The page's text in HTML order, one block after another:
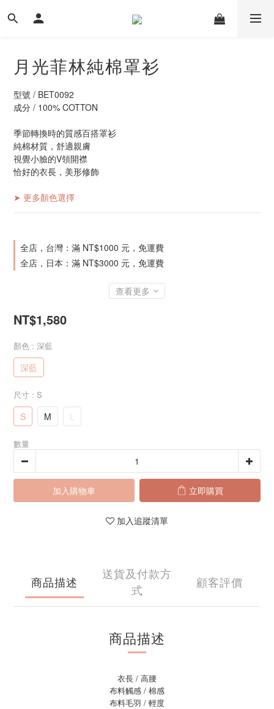
月光菲林純棉罩衫
型號 / BET0092
成分 / 100% COTTON
季節轉換時的質感百搭罩衫
純棉材質，舒適親膚
視覺小臉的V領開襟
恰好的衣長，美形修飾
➤ 更多顏色選擇
全店，台灣：滿 NT$1000 元，免運費
全店，日本：滿 NT$3000 元，免運費
查看更多
NT$1,580
顏色 : 深藍
深藍
尺寸 : S
S M L
數量
加入購物車 立即購買
加入追蹤清單
商品描述
送貨及付款方
式
顧客評價
商品描述
衣長 / 高腰
布料觸感 / 棉感
布料毛羽 / 輕度